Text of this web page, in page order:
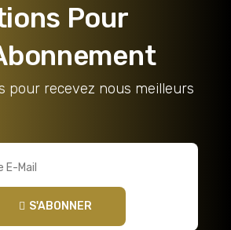
Pour
pour recevez nous meilleurs
S'ABONNER